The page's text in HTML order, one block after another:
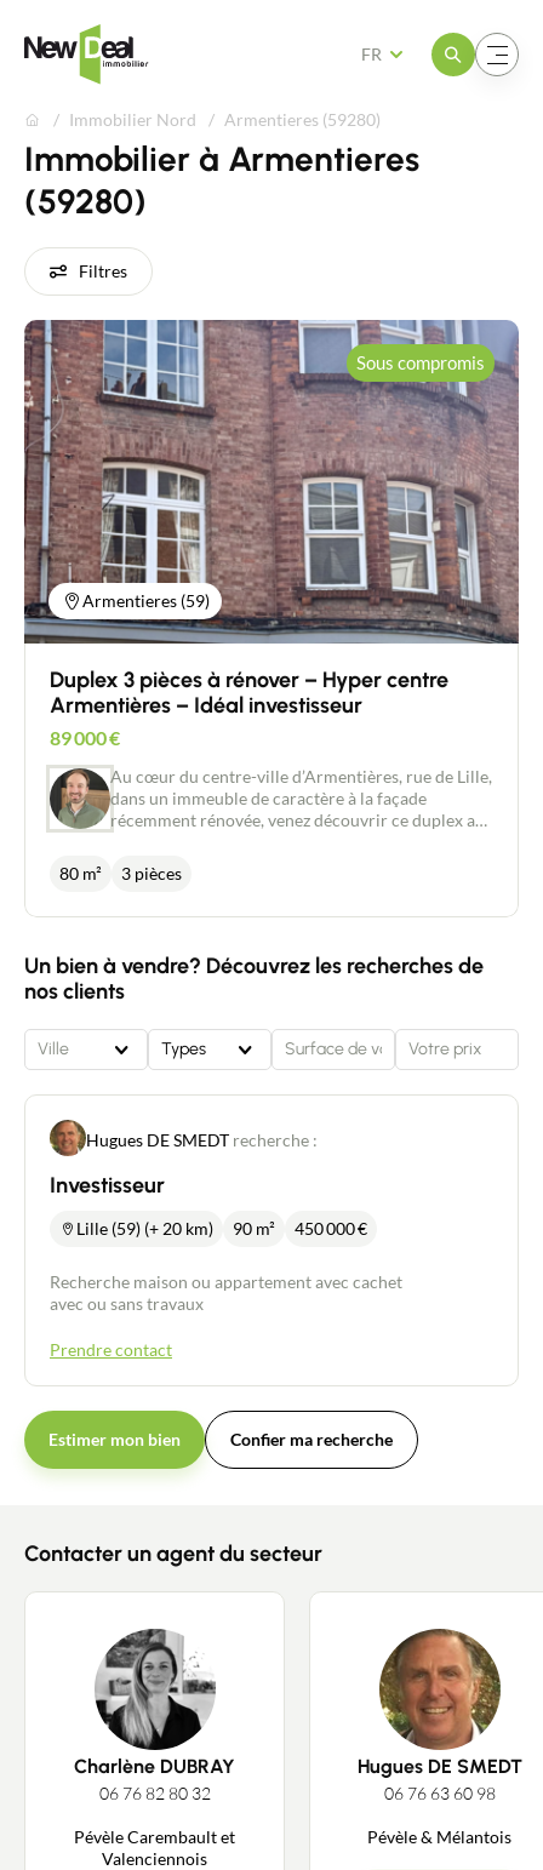
Ouvrir le menuOuvrir le menu
FR
Immobilier Nord Armentieres (59280)
Immobilier à Armentieres
(59280)
Filtres
Armentieres (59)
Sous compromis
Duplex 3 pièces à rénover – Hyper centre
Armentières – Idéal investisseur
89 000€
Au cœur du centre-ville d’Armentières, rue de Lille,
dans un immeuble de caractère à la façade
récemment rénovée, venez découvrir ce duplex au
niveau d’une cuisine ainsi que d’une pièce de vie
traversante et lumineuse. Au deuxième et dernier
Emplacement central à proximité des commerces,
transports et commodités.
80 m² 3 pièces
Un bien à vendre? Découvrez les recherches de
nos clients
Ville Types
Hugues DE SMEDT recherche :
Investisseur
Lille (59) (+ 20 km) 90 m² 450 000€
Recherche maison ou appartement avec cachet
avec ou sans travaux
Prendre contact
Estimer mon bien Confier ma recherche
Contacter un agent du secteur
Charlène DUBRAY
06 76 82 80 32
Pévèle Carembault et
Valenciennois
Hugues DE SMEDT
06 76 63 60 98
Pévèle & Mélantois